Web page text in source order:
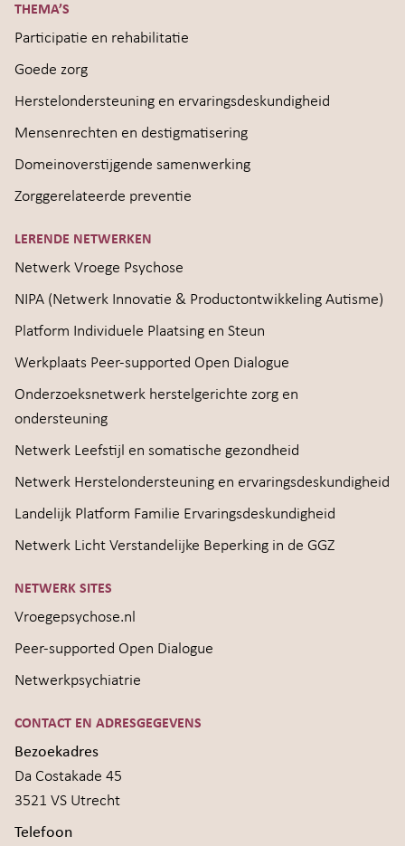
THEMA’S
Participatie en rehabilitatie
Goede zorg
Herstelondersteuning en ervaringsdeskundigheid
Mensenrechten en destigmatisering
Domeinoverstijgende samenwerking
Zorggerelateerde preventie
LERENDE NETWERKEN
Netwerk Vroege Psychose
NIPA (Netwerk Innovatie & Productontwikkeling Autisme)
Platform Individuele Plaatsing en Steun
Werkplaats Peer-supported Open Dialogue
Onderzoeksnetwerk herstelgerichte zorg en
ondersteuning
Netwerk Leefstijl en somatische gezondheid
Netwerk Herstelondersteuning en ervaringsdeskundigheid
Landelijk Platform Familie Ervaringsdeskundigheid
Netwerk Licht Verstandelijke Beperking in de GGZ
NETWERK SITES
Vroegepsychose.nl
Peer-supported Open Dialogue
Netwerkpsychiatrie
CONTACT EN ADRESGEGEVENS
Bezoekadres
Da Costakade 45
3521 VS Utrecht
Telefoon